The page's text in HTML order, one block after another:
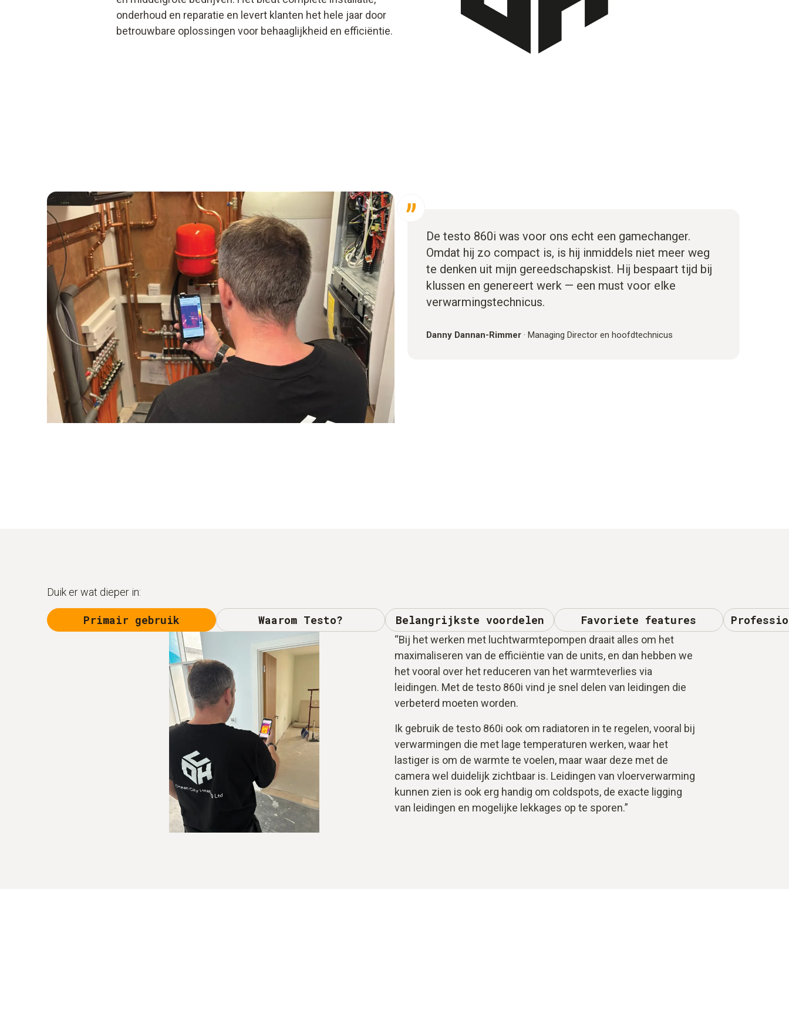
onderhoud en reparatie en levert klanten het hele jaar door
betrouwbare oplossingen voor behaaglijkheid en efficiëntie.
De testo 860i was voor ons echt een gamechanger.
Omdat hij zo compact is, is hij inmiddels niet meer weg
te denken uit mijn gereedschapskist. Hij bespaart tijd bij
klussen en genereert werk — een must voor elke
verwarmingstechnicus.
Danny Dannan-Rimmer · Managing Director en hoofdtechnicus
Duik er wat dieper in:
Primair gebruik Waarom Testo? Belangrijkste voordelen Favoriete features
“Bij het werken met luchtwarmtepompen draait alles om het
maximaliseren van de efficiëntie van de units, en dan hebben we
het vooral over het reduceren van het warmteverlies via
leidingen. Met de testo 860i vind je snel delen van leidingen die
verbeterd moeten worden.
Ik gebruik de testo 860i ook om radiatoren in te regelen, vooral bij
verwarmingen die met lage temperaturen werken, waar het
lastiger is om de warmte te voelen, maar waar deze met de
camera wel duidelijk zichtbaar is. Leidingen van vloerverwarming
kunnen zien is ook erg handig om coldspots, de exacte ligging
van leidingen en mogelijke lekkages op te sporen.”